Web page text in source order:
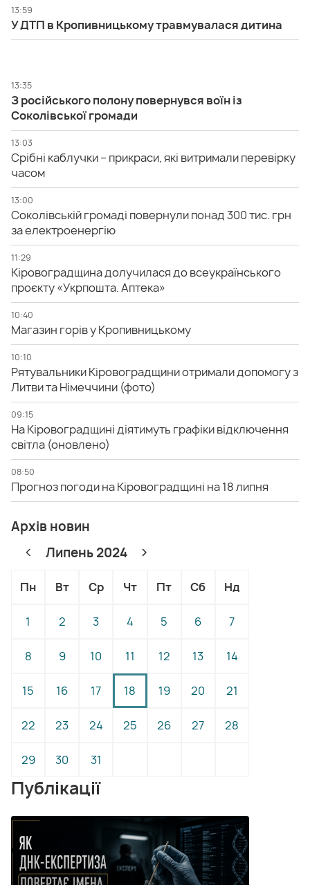
13:59
У ДТП в Кропивницькому травмувалася дитина
13:35
З російського полону повернувся воїн із
Соколівської громади
13:03
Срібні каблучки – прикраси, які витримали перевірку
часом
13:00
Соколівській громаді повернули понад 300 тис. грн
за електроенергію
11:29
Кіровоградщина долучилася до всеукраїнського
проєкту «Укрпошта. Аптека»
10:40
Магазин горів у Кропивницькому
10:10
Рятувальники Кіровоградщини отримали допомогу з
Литви та Німеччини (фото)
09:15
На Кіровоградщині діятимуть графіки відключення
світла (оновлено)
08:50
Прогноз погоди на Кіровоградщині на 18 липня
Архів новин
Липень 2024
Пн Вт Ср Чт Пт Сб Нд
1 2 3 4 5 6 7
8 9 10 11 12 13 14
15 16 17 18 19 20 21
22 23 24 25 26 27 28
29 30 31
Публікації